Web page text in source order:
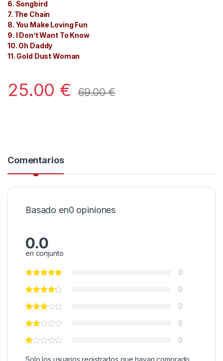
6. Songbird
7. The Chain
8. You Make Loving Fun
9. I Don’t Want To Know
10. Oh Daddy
11. Gold Dust Woman
25.00 € 69.00€
Comentarios
Basado en0 opiniones
0.0
en conjunto
0
0
0
0
0